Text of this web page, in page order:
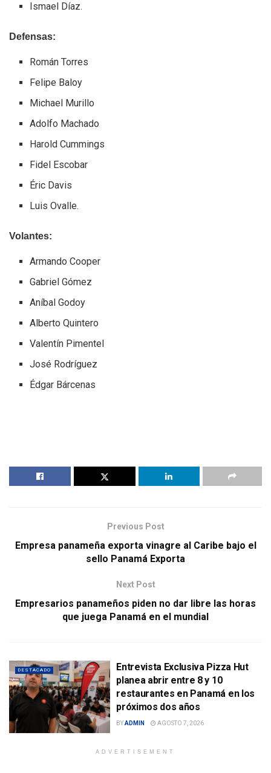
Ismael Díaz.
Defensas:
Román Torres
Felipe Baloy
Michael Murillo
Adolfo Machado
Harold Cummings
Fidel Escobar
Éric Davis
Luis Ovalle.
Volantes:
Armando Cooper
Gabriel Gómez
Aníbal Godoy
Alberto Quintero
Valentín Pimentel
José Rodríguez
Édgar Bárcenas
Previous Post
Empresa panameña exporta vinagre al Caribe bajo el
sello Panamá Exporta
Next Post
Empresarios panameños piden no dar libre las horas
que juega Panamá en el mundial
DESTACADO
Entrevista Exclusiva Pizza Hut
planea abrir entre 8 y 10
restaurantes en Panamá en los
próximos dos años
BYADMIN AGOSTO 7, 2026
ADVERTISEMENT